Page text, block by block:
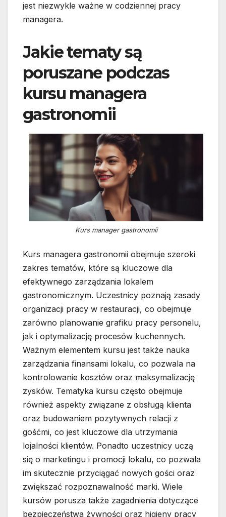
jest niezwykle ważne w codziennej pracy
managera.
Jakie tematy są
poruszane podczas
kursu managera
gastronomii
Kurs manager gastronomii
Kurs managera gastronomii obejmuje szeroki
zakres tematów, które są kluczowe dla
efektywnego zarządzania lokalem
gastronomicznym. Uczestnicy poznają zasady
organizacji pracy w restauracji, co obejmuje
zarówno planowanie grafiku pracy personelu,
jak i optymalizację procesów kuchennych.
Ważnym elementem kursu jest także nauka
zarządzania finansami lokalu, co pozwala na
kontrolowanie kosztów oraz maksymalizację
zysków. Tematyka kursu często obejmuje
również aspekty związane z obsługą klienta
oraz budowaniem pozytywnych relacji z
gośćmi, co jest kluczowe dla utrzymania
lojalności klientów. Ponadto uczestnicy uczą
się o marketingu i promocji lokalu, co pozwala
im skutecznie przyciągać nowych gości oraz
zwiększać rozpoznawalność marki. Wiele
kursów porusza także zagadnienia dotyczące
bezpieczeństwa żywności oraz higieny pracy